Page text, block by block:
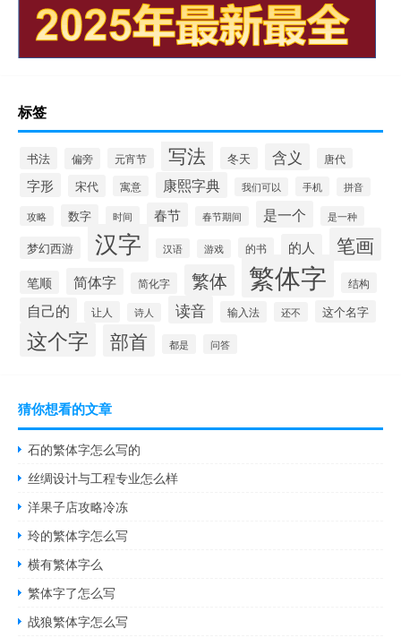
标签
书法 偏旁 元宵节 写法 冬天 含义 唐代
字形 宋代 寓意 康熙字典 我们可以 手机 拼音
攻略 数字 时间 春节 春节期间 是一个 是一种
梦幻西游 汉字 汉语 游戏 的书 的人 笔画
笔顺 简体字 简化字 繁体 繁体字 结构
自己的 让人 诗人 读音 输入法 还不 这个名字
这个字 部首 都是 问答
猜你想看的文章
石的繁体字怎么写的
丝绸设计与工程专业怎么样
洋果子店攻略冷冻
玲的繁体字怎么写
横有繁体字么
繁体字了怎么写
战狼繁体字怎么写